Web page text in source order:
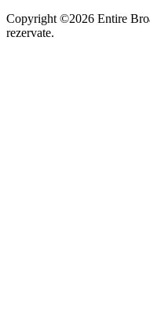
Copyright ©2026 Entire
rezervate.